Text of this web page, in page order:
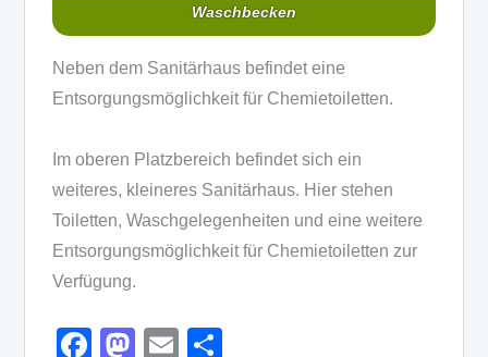
Waschbecken
Neben dem Sanitärhaus befindet eine
Entsorgungsmöglichkeit für Chemietoiletten.
Im oberen Platzbereich befindet sich ein
weiteres, kleineres Sanitärhaus. Hier stehen
Toiletten, Waschgelegenheiten und eine weitere
Entsorgungsmöglichkeit für Chemietoiletten zur
Verfügung.
F M E